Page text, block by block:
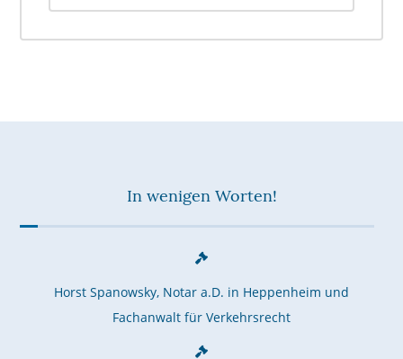
In wenigen Worten!
Horst Spanowsky, Notar a.D. in Heppenheim und
Fachanwalt für Verkehrsrecht